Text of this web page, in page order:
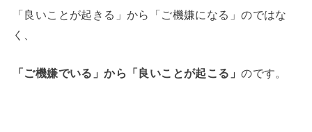
「良いことが起きる」から「ご機嫌になる」のではな
く、
「ご機嫌でいる」から「良いことが起こる」のです。